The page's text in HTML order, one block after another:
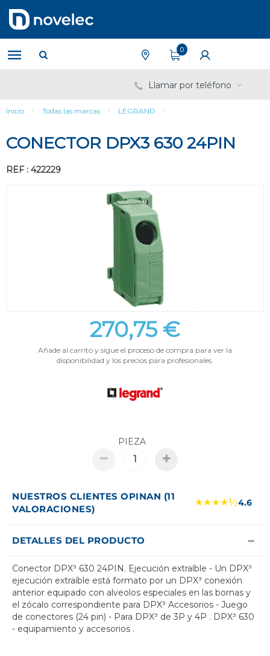
contenido
menú
de
navegación
0
Llamar por teléfono
Inicio Todas las marcas LEGRAND
CONECTOR DPX3 630 24PIN
REF : 422229
270,75 €
Añade al carrito y sigue el proceso de compra para ver la
disponibilidad y los precios para profesionales.
PIEZA
NUESTROS CLIENTES OPINAN (11
VALORACIONES)
★★★★½4.6
DETALLES DEL PRODUCTO
Conector DPX³ 630 24PIN. Ejecución extraíble - Un DPX³
ejecución extraíble está formato por un DPX³ conexión
anterior equipado con alveolos especiales en las bornas y
el zócalo correspondiente para DPX³ Accesorios - Juego
de conectores (24 pin) - Para DPX³ de 3P y 4P . DPX³ 630
- equipamiento y accesorios .